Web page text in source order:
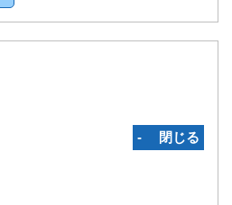
‐ 閉じる